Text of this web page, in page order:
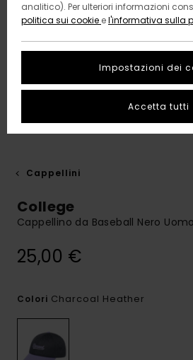
Cappellini
College
Cappellino da Baseball Nero Uomo
25,00 €
Colori Charcoal Heather
analitico). Per ulteriori informazioni
politica sui cookie el'informativa sulla
Impostazioni dei
Accetta tutti